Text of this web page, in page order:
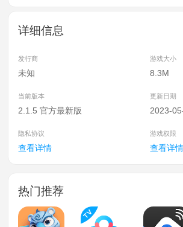
详细信息
发行商 游戏大小
未知 8.3M
当前版本 更新日期
2.1.5 官方最新版 2023-
隐私协议 游戏权限
查看详情 查看详情
热门推荐